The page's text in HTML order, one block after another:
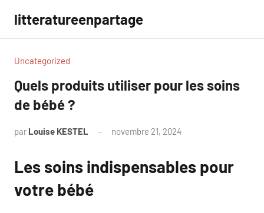
contenu
litteratureenpartage
Uncategorized
Quels produits utiliser pour les soins
de bébé ?
par Louise KESTEL novembre 21, 2024
Les soins indispensables pour
votre bébé